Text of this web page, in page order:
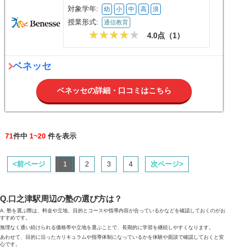
対象学年: 幼 小 中 高 浪
授業形式: 通信教育
4.0点（1）
ベネッセ
ベネッセの詳細・口コミはこちら
71件中 1~20 件を表示
<前ページ 1 2 3 4 次ページ>
Q.口之津駅周辺の塾の選び方は？
A. 塾を選ぶ際は、料金や立地、目的とコースや指導内容が合っているかなどを確認しておくのがお
すすめです。
無理なく通い続けられる価格帯や立地を選ぶことで、長期的に学習を継続しやすくなります。
あわせて、目的に沿ったカリキュラムや指導体制になっているかを体験や面談で確認しておくと安
心です。